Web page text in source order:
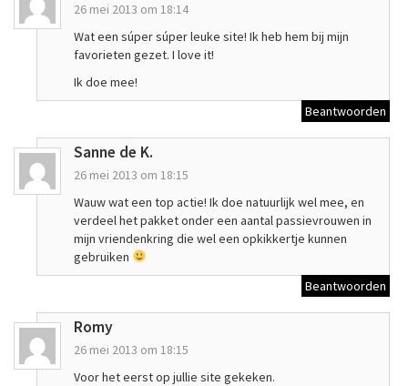
26 mei 2013 om 18:14
Wat een súper súper leuke site! Ik heb hem bij mijn
favorieten gezet. I love it!
Ik doe mee!
Beantwoorden
Sanne de K.
26 mei 2013 om 18:15
Wauw wat een top actie! Ik doe natuurlijk wel mee, en
verdeel het pakket onder een aantal passievrouwen in
mijn vriendenkring die wel een opkikkertje kunnen
gebruiken
Beantwoorden
Romy
26 mei 2013 om 18:15
Voor het eerst op jullie site gekeken.